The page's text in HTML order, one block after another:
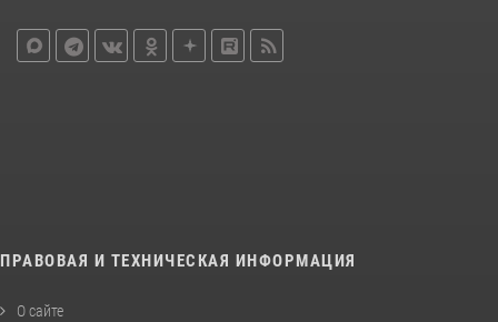
ПРАВОВАЯ И ТЕХНИЧЕСКАЯ ИНФОРМАЦИЯ
О сайте